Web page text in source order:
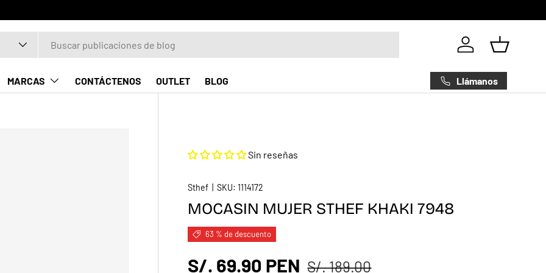
Iniciar sesión
Cesta
MARCAS CONTÁCTENOS OUTLET BLOG Llámanos
Sin reseñas
Sthef |SKU: 1114172
MOCASIN MUJER STHEF KHAKI 7948
63 % de descuento
S/. 69.90 PEN S/. 189.00